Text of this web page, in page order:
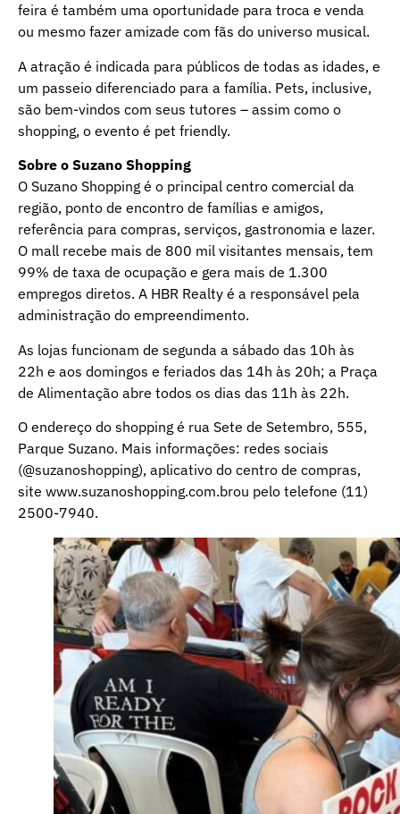
feira é também uma oportunidade para troca e venda
ou mesmo fazer amizade com fãs do universo musical.
A atração é indicada para públicos de todas as idades, e
um passeio diferenciado para a família. Pets, inclusive,
são bem-vindos com seus tutores – assim como o
shopping, o evento é pet friendly.
Sobre o Suzano Shopping
O Suzano Shopping é o principal centro comercial da
região, ponto de encontro de famílias e amigos,
referência para compras, serviços, gastronomia e lazer.
O mall recebe mais de 800 mil visitantes mensais, tem
99% de taxa de ocupação e gera mais de 1.300
empregos diretos. A HBR Realty é a responsável pela
administração do empreendimento.
As lojas funcionam de segunda a sábado das 10h às
22h e aos domingos e feriados das 14h às 20h; a Praça
de Alimentação abre todos os dias das 11h às 22h.
O endereço do shopping é rua Sete de Setembro, 555,
Parque Suzano. Mais informações: redes sociais
(@suzanoshopping), aplicativo do centro de compras,
site www.suzanoshopping.com.brou pelo telefone (11)
2500-7940.